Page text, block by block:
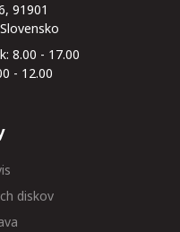
91901
8.00 - 17.00
- 12.00
diskov